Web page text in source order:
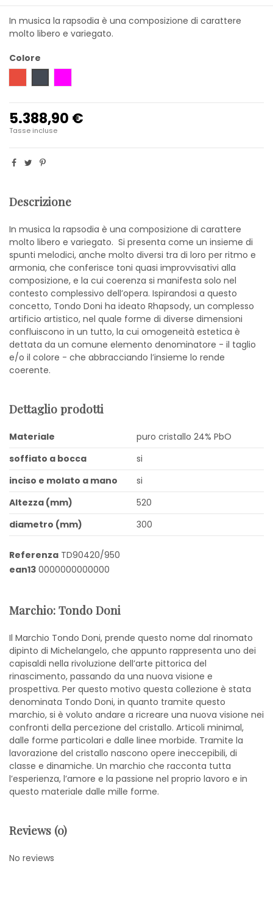
In musica la rapsodia è una composizione di carattere
molto libero e variegato.
Colore
5.388,90 €
Tasse incluse
Descrizione
In musica la rapsodia è una composizione di carattere
molto libero e variegato. Si presenta come un insieme di
spunti melodici, anche molto diversi tra di loro per ritmo e
armonia, che conferisce toni quasi improvvisativi alla
composizione, e la cui coerenza si manifesta solo nel
contesto complessivo dell’opera. Ispirandosi a questo
concetto, Tondo Doni ha ideato Rhapsody, un complesso
artificio artistico, nel quale forme di diverse dimensioni
confluiscono in un tutto, la cui omogeneità estetica è
dettata da un comune elemento denominatore - il taglio
e/o il colore - che abbracciando l’insieme lo rende
coerente.
Dettaglio prodotti
Materiale
puro cristallo 24% PbO
soffiato a bocca
si
inciso e molato a mano
si
Altezza (mm)
520
diametro (mm)
300
Referenza TD90420/950
ean13 0000000000000
Marchio: Tondo Doni
Il Marchio Tondo Doni, prende questo nome dal rinomato
dipinto di Michelangelo, che appunto rappresenta uno dei
capisaldi nella rivoluzione dell’arte pittorica del
rinascimento, passando da una nuova visione e
prospettiva. Per questo motivo questa collezione è stata
denominata Tondo Doni, in quanto tramite questo
marchio, si è voluto andare a ricreare una nuova visione nei
confronti della percezione del cristallo. Articoli minimal,
dalle forme particolari e dalle linee morbide. Tramite la
lavorazione del cristallo nascono opere ineccepibili, di
classe e dinamiche. Un marchio che racconta tutta
l’esperienza, l’amore e la passione nel proprio lavoro e in
questo materiale dalle mille forme.
Reviews (0)
No reviews